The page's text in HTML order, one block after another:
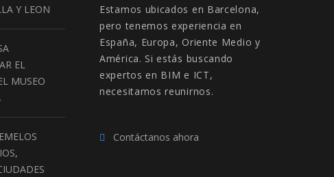
Y LEON
EL
MUSEO
Estamos ubicados en Barcelona,
pero tenemos experiencia en
España, Europa, Oriente Medio y
América. Si estás buscando
expertos en BIM e ICT,
necesitamos reunirnos.
Contáctanos ahora